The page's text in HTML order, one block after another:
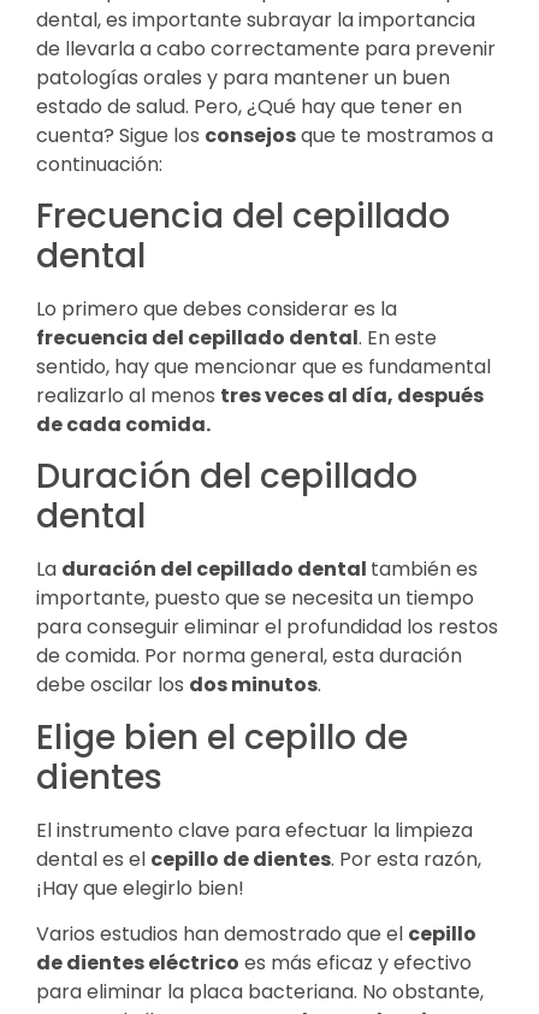
dental, es importante subrayar la importancia
de llevarla a cabo correctamente para prevenir
patologías orales y para mantener un buen
estado de salud. Pero, ¿Qué hay que tener en
cuenta? Sigue los consejosque te mostramos a
continuación:
Frecuencia del cepillado
dental
Lo primero que debes considerar es la
frecuencia del cepillado dental. En este
sentido, hay que mencionar que es fundamental
realizarlo al menos tres veces al día, después
de cada comida.
Duración del cepillado
dental
La duración del cepillado dental también es
importante, puesto que se necesita un tiempo
para conseguir eliminar el profundidad los restos
de comida. Por norma general, esta duración
debe oscilar los dos minutos.
Elige bien el cepillo de
dientes
El instrumento clave para efectuar la limpieza
dental es el cepillo de dientes. Por esta razón,
¡Hay que elegirlo bien!
Varios estudios han demostrado que el cepillo
de dientes eléctrico es más eficaz y efectivo
para eliminar la placa bacteriana. No obstante,